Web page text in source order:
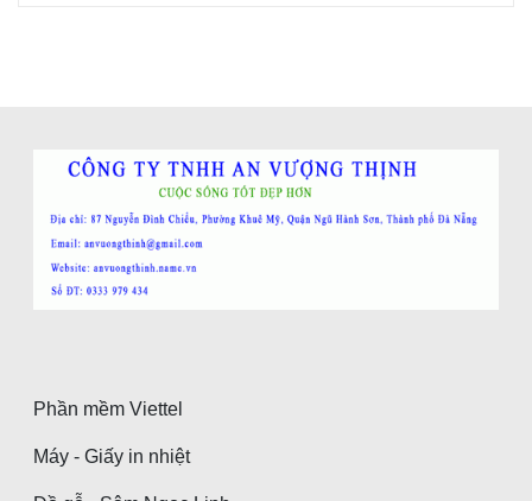
Phần mềm Viettel
Máy - Giấy in nhiệt